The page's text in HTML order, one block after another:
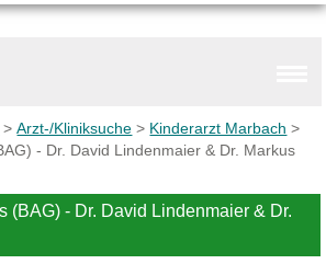
>Arzt-/Kliniksuche > Kinderarzt Marbach >
- Dr. David Lindenmaier & Dr. Markus
(BAG) - Dr. David Lindenmaier & Dr.